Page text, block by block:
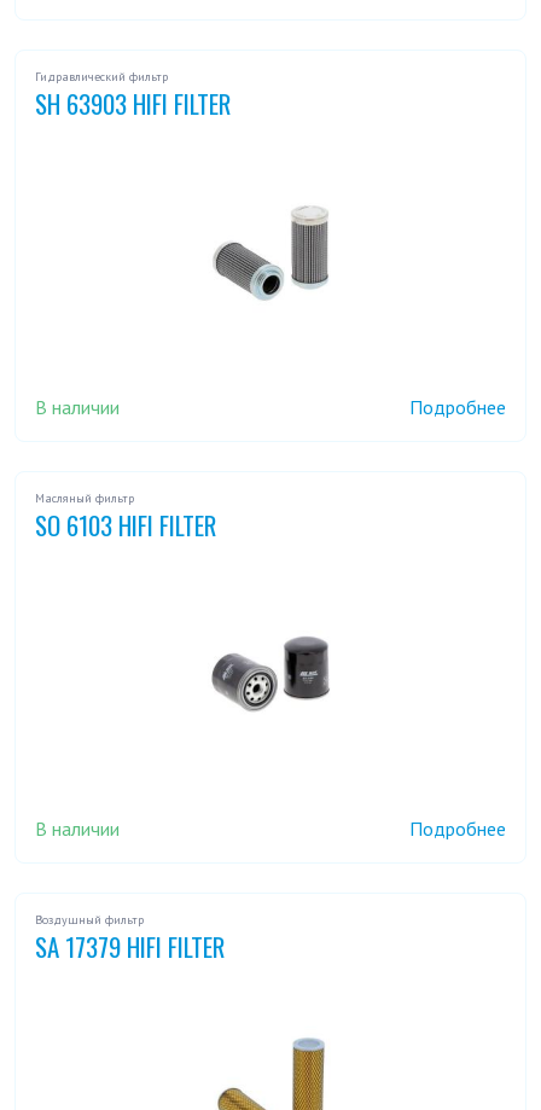
Гидравлический фильтр
SH 63903 HIFI FILTER
В наличии Подробнее
Масляный фильтр
SO 6103 HIFI FILTER
В наличии Подробнее
Воздушный фильтр
SA 17379 HIFI FILTER